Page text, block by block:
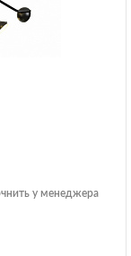
у менеджера